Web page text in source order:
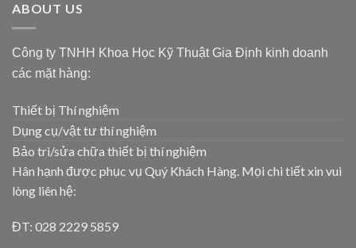
ABOUT US
Công ty TNHH Khoa Học Kỹ Thuật Gia Định kinh doanh
các mặt hàng:
Thiết bị Thí nghiệm
Dụng cụ/vật tư thí nghiệm
Bảo trì/sửa chữa thiết bị thí nghiệm
Hân hạnh được phục vụ Quý Khách Hàng. Mọi chi tiết xin vui
lòng liên hệ:
ĐT: 028 2229 5859